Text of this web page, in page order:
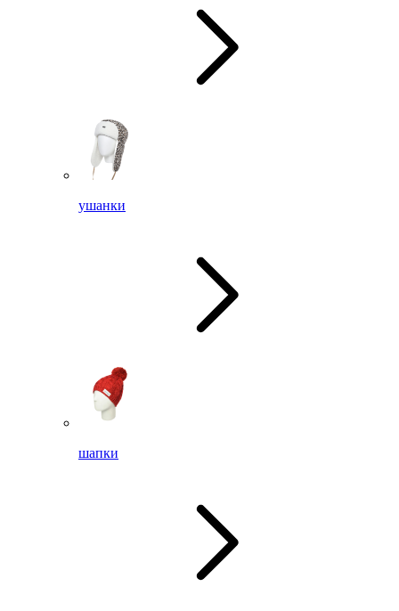
ушанки
шапки